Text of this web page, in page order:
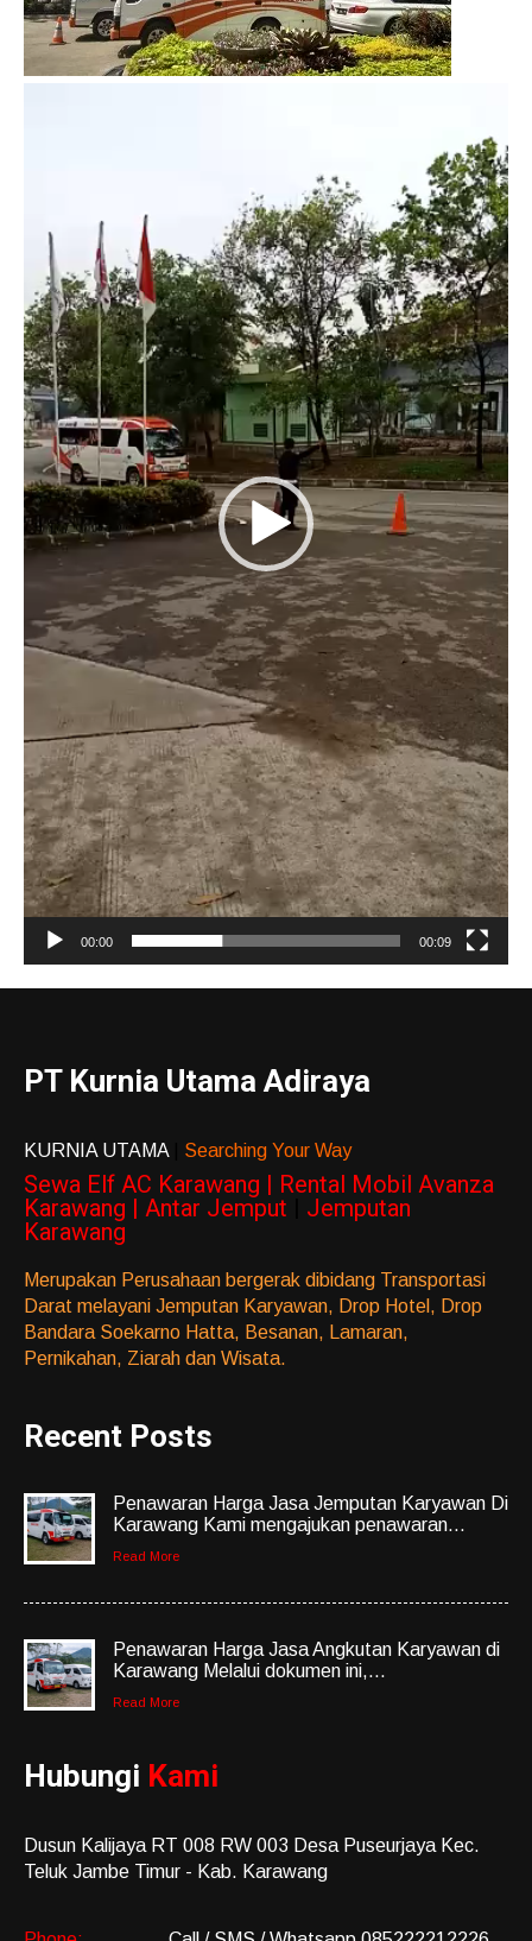
00:00 00:09
PT Kurnia Utama Adiraya
KURNIA UTAMA Searching Your Way
Sewa Elf AC Karawang | Rental Mobil Avanza
Karawang | Antar Jemput
Jemputan
Karawang
Merupakan Perusahaan bergerak dibidang Transportasi
Darat melayani Jemputan Karyawan, Drop Hotel, Drop
Bandara Soekarno Hatta, Besanan, Lamaran,
Pernikahan, Ziarah dan Wisata.
Recent Posts
Penawaran Harga Jasa Jemputan Karyawan Di
Karawang Kami mengajukan penawaran...
Read More
Penawaran Harga Jasa Angkutan Karyawan di
Karawang Melalui dokumen ini,...
Read More
Hubungi Kami
Dusun Kalijaya RT 008 RW 003 Desa Puseurjaya Kec.
Teluk Jambe Timur - Kab. Karawang